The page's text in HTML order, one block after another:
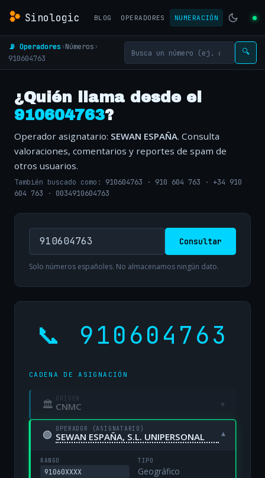
Sinologic BLOG OPERADORES NUMERACIÓN
📡 Operadores›Números›
910604763
🔍
¿Quién llama desde el
910604763?
Operador asignatario: SEWAN ESPAÑA. Consulta
valoraciones, comentarios y reportes de spam de
otros usuarios.
También buscado como: 910604763 · 910 604 763 · +34 910
604 763 · 0034910604763
Consultar
Solo números españoles. No almacenamos ningún dato.
📞 910604763
CADENA DE ASIGNACIÓN
🏛 ORIGEN
CNMC ▾
🟢 OPERADOR (ASIGNATARIO)
SEWAN ESPAÑA, S.L. UNIPERSONAL ▾
RANGO
91060XXXX
TIPO
Geográfico